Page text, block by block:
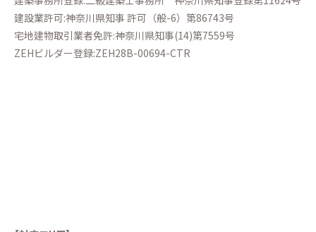
建設業許可:神奈川県知事 許可（般-6）第86743号
宅地建物取引業者免許:神奈川県知事(14)第7559号
ZEHビルダー登録:ZEH28B-00694-CTR